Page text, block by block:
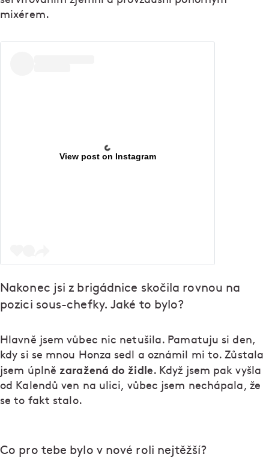
mixérem.
View post on Instagram
Nakonec jsi z brigádnice skočila rovnou na
pozici sous-chefky. Jaké to bylo?
Hlavně jsem vůbec nic netušila. Pamatuju si den,
kdy si se mnou Honza sedl a oznámil mi to. Zůstala
jsem úplně zaražená do židle. Když jsem pak vyšla
od Kalendů ven na ulici, vůbec jsem nechápala, že
se to fakt stalo.
Co pro tebe bylo v nové roli nejtěžší?